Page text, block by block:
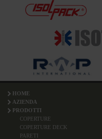
HOME
AZIENDA
PRODOTTI
COPERTURE
COPERTURE DECK
PARETI